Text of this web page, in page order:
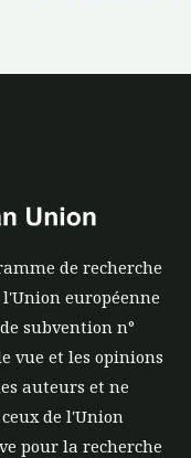
de recherche
européenne
subvention n°
vue et les opinions
auteurs et ne
de l'Union
pour la recherche